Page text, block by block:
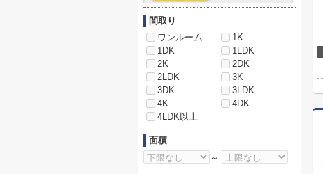
間取り
ワンルーム
1K
1DK
1LDK
2K
2DK
2LDK
3K
3DK
3LDK
4K
4DK
4LDK以上
面積
～